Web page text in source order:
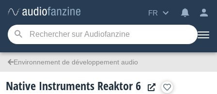
FR
Environnement de développement audio
Native Instruments Reaktor 6